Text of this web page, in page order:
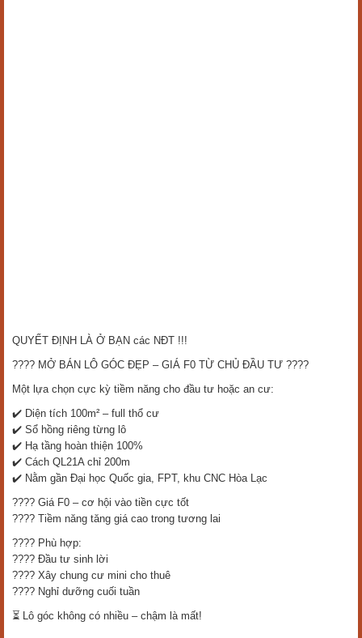
QUYẾT ĐỊNH LÀ Ở BẠN các NĐT !!!
???? MỞ BÁN LÔ GÓC ĐẸP – GIÁ F0 TỪ CHỦ ĐẦU TƯ ????
Một lựa chọn cực kỳ tiềm năng cho đầu tư hoặc an cư:
✔️ Diện tích 100m² – full thổ cư
✔️ Sổ hồng riêng từng lô
✔️ Hạ tầng hoàn thiện 100%
✔️ Cách QL21A chỉ 200m
✔️ Nằm gần Đại học Quốc gia, FPT, khu CNC Hòa Lạc
???? Giá F0 – cơ hội vào tiền cực tốt
???? Tiềm năng tăng giá cao trong tương lai
???? Phù hợp:
???? Đầu tư sinh lời
???? Xây chung cư mini cho thuê
???? Nghỉ dưỡng cuối tuần
⏳ Lô góc không có nhiều – chậm là mất!